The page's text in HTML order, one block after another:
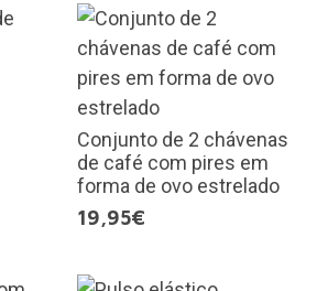
Conjunto de 2 chávenas
de café com pires em
forma de ovo estrelado
19,95€